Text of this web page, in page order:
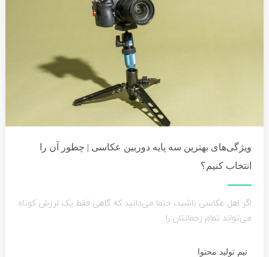
ویژگی‌های بهترین سه پایه دوربین عکاسی | چطور آن را
انتخاب کنیم؟
اگر اهل عکاسی باشید، حتما می‌دانید که گاهی فقط یک لرزش کوتاه
می‌تواند تمام زحماتتان را
تیم تولید محتوا